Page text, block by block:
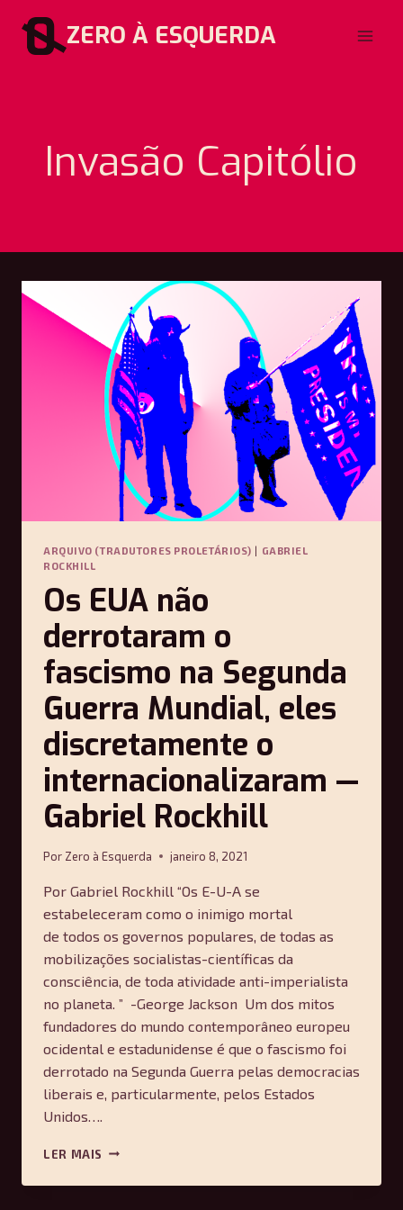
para
ZERO À ESQUERDA
Invasão Capitólio
ARQUIVO (TRADUTORES PROLETÁRIOS) | GABRIEL
ROCKHILL
Os EUA não
derrotaram o
fascismo na Segunda
Guerra Mundial, eles
discretamente o
internacionalizaram —
Gabriel Rockhill
Por Zero à Esquerda janeiro 8, 2021
Por Gabriel Rockhill “Os E-U-A se
estabeleceram como o inimigo mortal
de todos os governos populares, de todas as
mobilizações socialistas-científicas da
consciência, de toda atividade anti-imperialista
no planeta. ” -George Jackson Um dos mitos
fundadores do mundo contemporâneo europeu
ocidental e estadunidense é que o fascismo foi
derrotado na Segunda Guerra pelas democracias
liberais e, particularmente, pelos Estados
Unidos….
LER MAIS OS
NÃO